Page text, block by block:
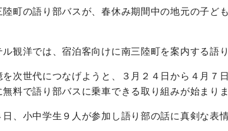
町の語り部バスが、春休み期間中の地元の子ど
観洋では、宿泊客向けに南三陸町を案内する語
次世代につなげようと、３月２４日から４月７
料で語り部バスに乗車できる取り組みが始まりま
、小中学生９人が参加し語り部の話に真剣な表